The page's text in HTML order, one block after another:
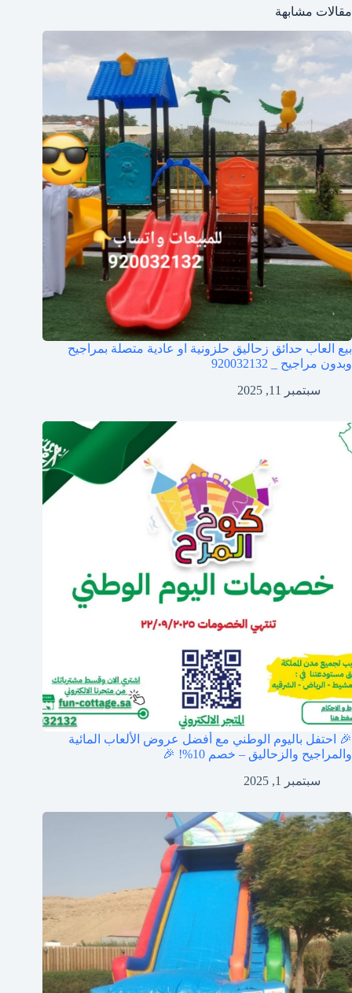
مقالات مشابهة
بيع العاب حدائق زحاليق حلزونية او عادية متصلة بمراجيح
وبدون مراجيح _ 920032132
سبتمبر 11, 2025
🎉 احتفل باليوم الوطني مع أفضل عروض الألعاب المائية
والمراجيح والزحاليق – خصم 10%! 🎉
سبتمبر 1, 2025